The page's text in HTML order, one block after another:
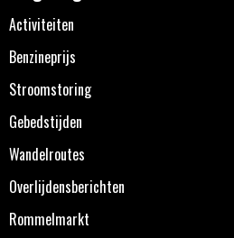
Activiteiten
Benzineprijs
Stroomstoring
Gebedstijden
Wandelroutes
Overlijdensberichten
Rommelmarkt